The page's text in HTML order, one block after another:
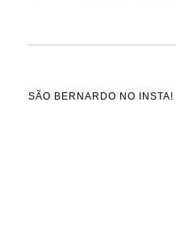
SÃO BERNARDO NO INSTA!